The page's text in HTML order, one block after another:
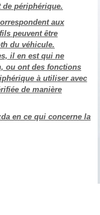
de périphérique.
aux
peuvent être
du véhicule.
il en est qui ne
ou ont des fonctions
à utiliser avec
de manière
en ce qui concerne la